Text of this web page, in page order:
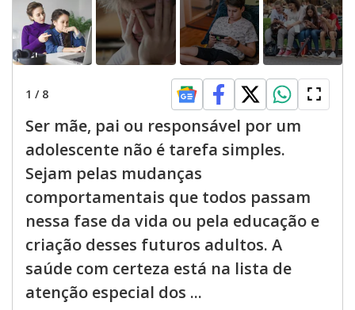
1 / 8
Ser mãe, pai ou responsável por um
adolescente não é tarefa simples.
Sejam pelas mudanças
comportamentais que todos passam
nessa fase da vida ou pela educação e
criação desses futuros adultos. A
saúde com certeza está na lista de
atenção especial dos ...